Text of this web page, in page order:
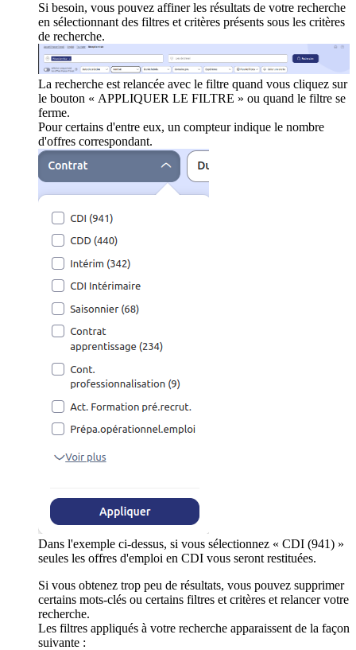
Si besoin, vous pouvez affiner les résultats de votre recherche
en sélectionnant des filtres et critères présents sous les critères
de recherche.
La recherche est relancée avec le filtre quand vous cliquez sur
le bouton « APPLIQUER LE FILTRE » ou quand le filtre se
ferme.
Pour certains d'entre eux, un compteur indique le nombre
d'offres correspondant.
Dans l'exemple ci-dessus, si vous sélectionnez « CDI (941) »
seules les offres d'emploi en CDI vous seront restituées.
Si vous obtenez trop peu de résultats, vous pouvez supprimer
certains mots-clés ou certains filtres et critères et relancer votre
recherche.
Les filtres appliqués à votre recherche apparaissent de la façon
suivante :